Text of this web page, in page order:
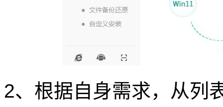
2、根据自身需求，从列